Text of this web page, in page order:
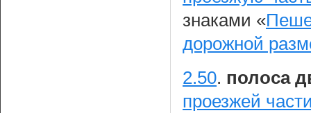
знаками «
дорожной
2.50. полоса
проезжей